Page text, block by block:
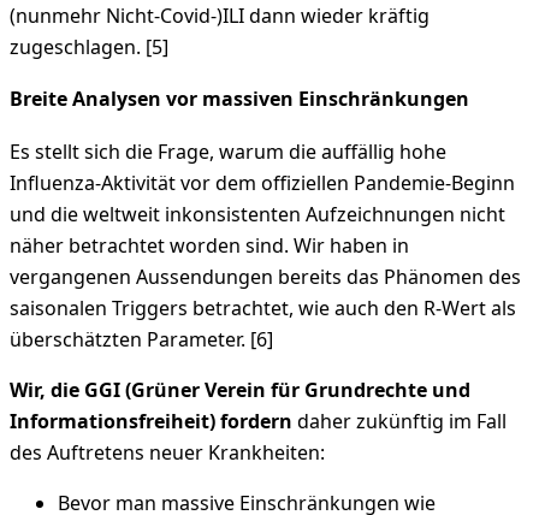
(nunmehr Nicht-Covid-)ILI dann wieder kräftig
zugeschlagen. [5]
Breite Analysen vor massiven Einschränkungen
Es stellt sich die Frage, warum die auffällig hohe
Influenza-Aktivität vor dem offiziellen Pandemie-Beginn
und die weltweit inkonsistenten Aufzeichnungen nicht
näher betrachtet worden sind. Wir haben in
vergangenen Aussendungen bereits das Phänomen des
saisonalen Triggers betrachtet, wie auch den R-Wert als
überschätzten Parameter. [6]
Wir, die GGI (Grüner Verein für Grundrechte und
Informationsfreiheit) fordern daher zukünftig im Fall
des Auftretens neuer Krankheiten:
Bevor man massive Einschränkungen wie